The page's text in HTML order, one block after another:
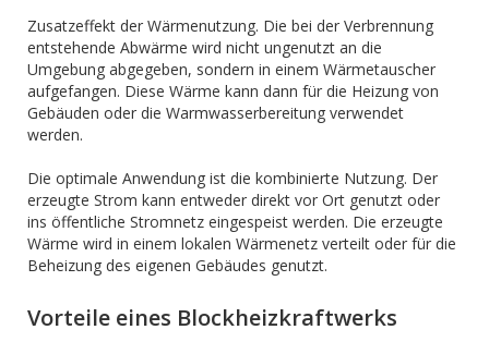
Zusatzeffekt der Wärmenutzung. Die bei der Verbrennung
entstehende Abwärme wird nicht ungenutzt an die
Umgebung abgegeben, sondern in einem Wärmetauscher
aufgefangen. Diese Wärme kann dann für die Heizung von
Gebäuden oder die Warmwasserbereitung verwendet
werden.
Die optimale Anwendung ist die kombinierte Nutzung. Der
erzeugte Strom kann entweder direkt vor Ort genutzt oder
ins öffentliche Stromnetz eingespeist werden. Die erzeugte
Wärme wird in einem lokalen Wärmenetz verteilt oder für die
Beheizung des eigenen Gebäudes genutzt.
Vorteile eines Blockheizkraftwerks